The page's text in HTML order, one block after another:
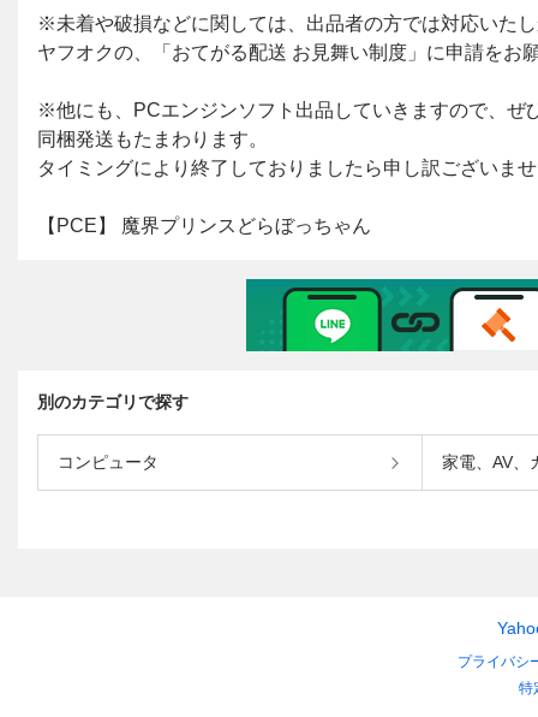
別のカテゴリで探す
コンピュータ 家電、AV、
プライバシ
特